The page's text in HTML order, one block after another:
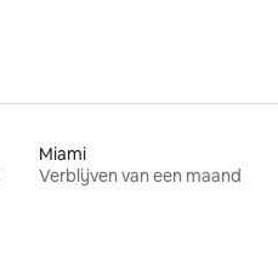
Miami
Verblijven van een maand